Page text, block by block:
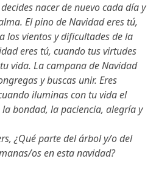
nacer de nuevo cada día y
El pino de Navidad eres tú,
los vientos y dificultades de la
eres tú, cuando tus virtudes
vida. La campana de Navidad
y buscas unir. Eres
iluminas con tu vida el
bondad, la paciencia, alegría y
¿Qué parte del árbol y/o del
os en esta navidad?